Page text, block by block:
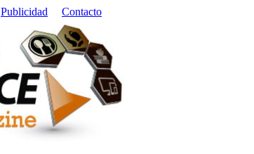
Publicidad Contacto